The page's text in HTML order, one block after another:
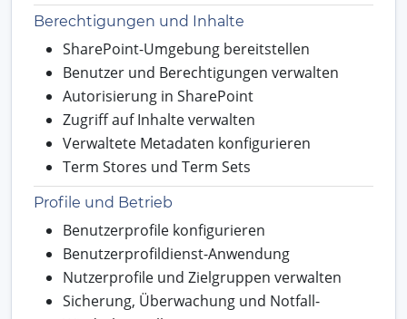
Berechtigungen und Inhalte
SharePoint-Umgebung bereitstellen
Benutzer und Berechtigungen verwalten
Autorisierung in SharePoint
Zugriff auf Inhalte verwalten
Verwaltete Metadaten konfigurieren
Term Stores und Term Sets
Profile und Betrieb
Benutzerprofile konfigurieren
Benutzerprofildienst-Anwendung
Nutzerprofile und Zielgruppen verwalten
Sicherung, Überwachung und Notfall-